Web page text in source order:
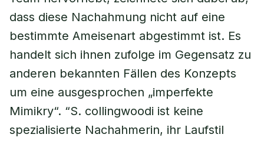
dass diese Nachahmung nicht auf eine
bestimmte Ameisenart abgestimmt ist. Es
handelt sich ihnen zufolge im Gegensatz zu
anderen bekannten Fällen des Konzepts
um eine ausgesprochen „imperfekte
Mimikry“. “S. collingwoodi ist keine
spezialisierte Nachahmerin, ihr Laufstil